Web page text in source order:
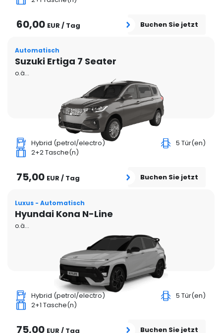
60,00 EUR / Tag Buchen Sie jetzt
Automatisch
Suzuki Ertiga 7 Seater
o.ä...
Hybrid (petrol/electro)
5 Tür(en)
2+2 Tasche(n)
75,00 EUR / Tag Buchen Sie jetzt
Luxus - Automatisch
Hyundai Kona N-Line
o.ä...
Hybrid (petrol/electro)
5 Tür(en)
2+1 Tasche(n)
75,00 EUR / Tag Buchen Sie jetzt